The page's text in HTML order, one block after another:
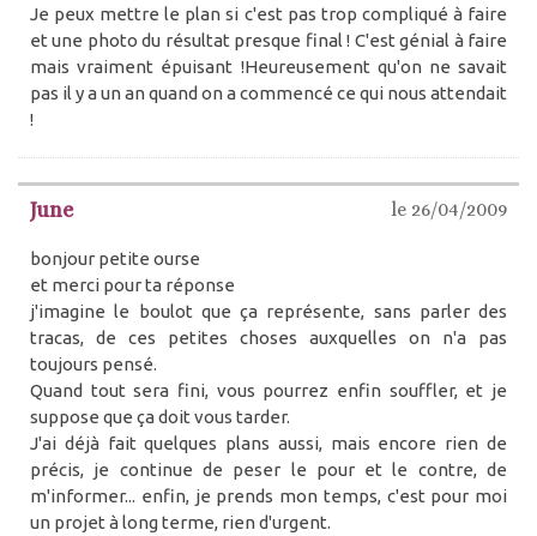
Je peux mettre le plan si c'est pas trop compliqué à faire
et une photo du résultat presque final ! C'est génial à faire
mais vraiment épuisant !Heureusement qu'on ne savait
pas il y a un an quand on a commencé ce qui nous attendait
!
June le 26/04/2009
bonjour petite ourse
et merci pour ta réponse
j'imagine le boulot que ça représente, sans parler des
tracas, de ces petites choses auxquelles on n'a pas
toujours pensé.
Quand tout sera fini, vous pourrez enfin souffler, et je
suppose que ça doit vous tarder.
J'ai déjà fait quelques plans aussi, mais encore rien de
précis, je continue de peser le pour et le contre, de
m'informer... enfin, je prends mon temps, c'est pour moi
un projet à long terme, rien d'urgent.